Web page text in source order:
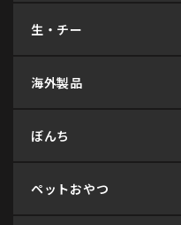
生・チー
海外製品
ぼんち
ペットおやつ